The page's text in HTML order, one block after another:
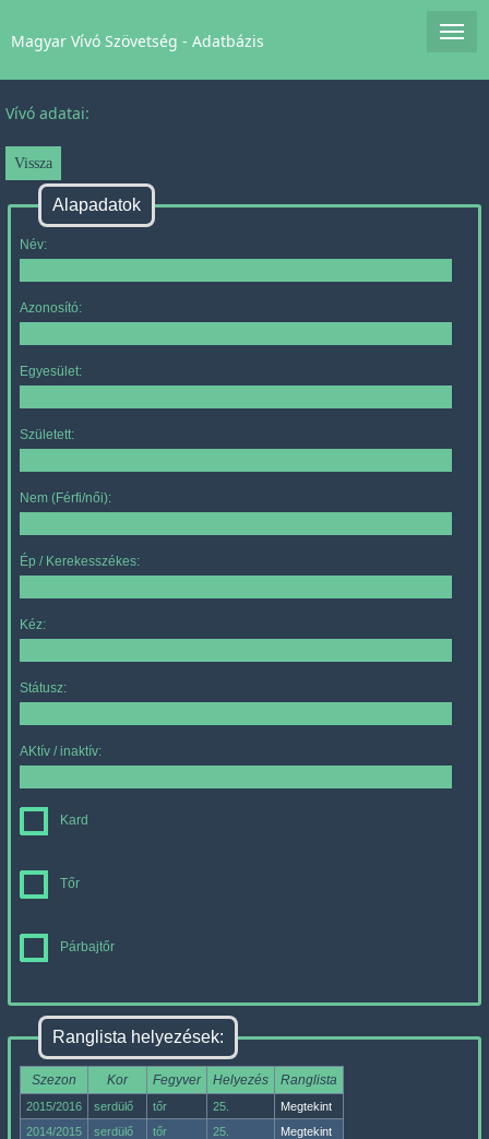
Magyar Vívó Szövetség - Adatbázis
Vívó adatai:
Alapadatok
Név:
Azonosító:
Egyesület:
Született:
Nem (Férfi/női):
Ép / Kerekesszékes:
Kéz:
Státusz:
AKtív / inaktív:
Kard
Tőr
Párbajtőr
Ranglista helyezések:
Szezon Kor Fegyver Helyezés Ranglista
2015/2016 serdülő tőr 25.
Megtekint
2014/2015
serdülő tőr 25.
Megtekint